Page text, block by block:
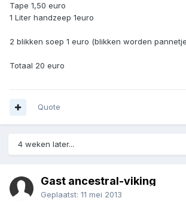
Tape 1,50 euro
1 Liter handzeep 1euro
2 blikken soep 1 euro (blikken worden
Totaal 20 euro
Quote
4 weken later...
Gast ancestral-viking
Geplaatst: 11 mei 2013